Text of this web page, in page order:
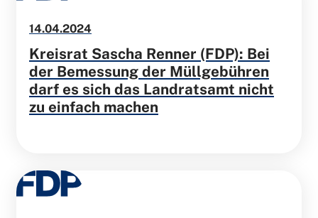
14.04.2024
Kreisrat Sascha Renner (FDP): Bei
der Bemessung der Müllgebühren
darf es sich das Landratsamt nicht
zu einfach machen